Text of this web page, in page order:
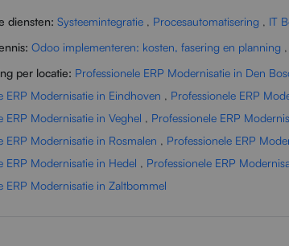
diensten: Systeemintegratie , Procesautomatisering , IT
Odoo implementeren: kosten, fasering en planning ,
per locatie: Professionele ERP Modernisatie in Den
ERP Modernisatie in Eindhoven , Professionele ERP
ERP Modernisatie in Veghel , Professionele ERP
ERP Modernisatie in Rosmalen , Professionele ERP
ERP Modernisatie in Hedel , Professionele ERP
ERP Modernisatie in Zaltbommel